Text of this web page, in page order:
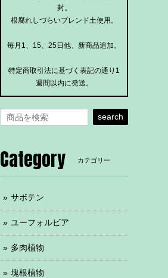
封。
根腐れしづらいブレンド土使用。
毎月1、15、25日他、新商品追加。
特定商取引法に基づく表記の通り1
週間以内に発送。
search
Category カテゴリー
サボテン
ユーフォルビア
多肉植物
塊根植物